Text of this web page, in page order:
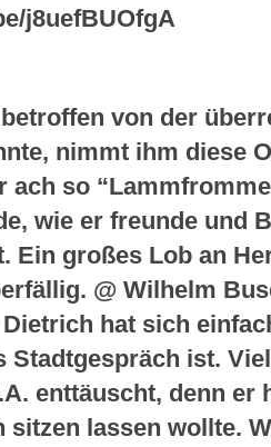
j8uefBUOfgA
von der
nimmt ihm diese
ach so
wie er freunde und
Ein großes Lob an
@ Wilhelm
hat sich
Stadtgespräch ist.
enttäuscht, denn er
sitzen lassen wollte.